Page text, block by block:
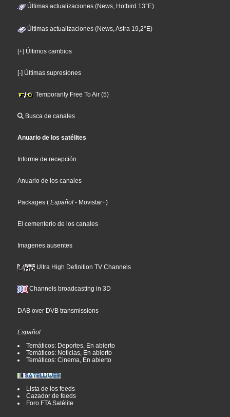
Últimas actualizaciones (News, Hotbird 13°E)
Últimas actualizaciones (News, Astra 19,2°E)
[+] Últimos cambios
[-] Últimas supresiones
Temporarily Free To Air (5)
Busca de canales
Anuario de los satélites
Informe de recepción
Anuario de los canales
Packages ( Español - Movistar+)
El cementerio de los canales
Imagenes ausentes
Ultra High Definition TV Channels
Channels broadcasting in 3D
DAB over DVB transmissions
Español
Temáticos: Deportes, En abierto
Temáticos: Noticias, En abierto
Temáticos: Cinema, En abierto
Lista de los feeds
Cazador de feeds
Foro FTA Satélite